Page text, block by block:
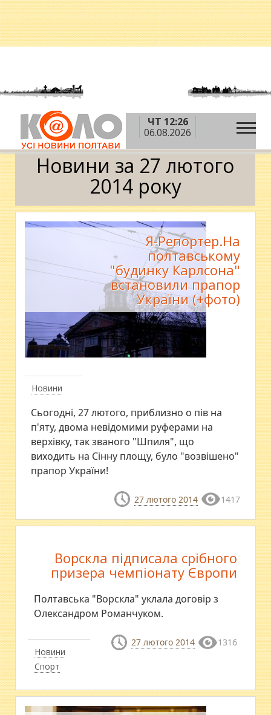
ЧТ 12:26
06.08.2026
Головна » 2014 рік » лютий »27 лютого
Календар
Новини за 27 лютого
2014 року
Новини
Я-Репортер.На
полтавському
"будинку Карлсона"
встановили прапор
України (+фото)
Сьогодні, 27 лютого, приблизно о пів на
п'яту, двома невідомими руферами на
верхівку, так званого "Шпиля", що
виходить на Сінну площу, було "возвішено"
прапор України!
27 лютого 2014 1417
Новини
Спорт
Ворскла підписала срібного
призера чемпіонату Європи
Полтавська "Ворскла" уклала договір з
Олександром Романчуком.
27 лютого 2014 1316